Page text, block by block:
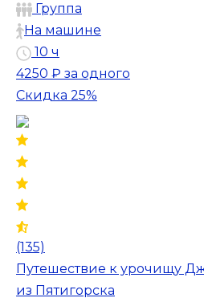
Группа
На машине
10 ч
4250 ₽ за одного
Скидка 25%
(135)
Путешествие к урочищу
из Пятигорска